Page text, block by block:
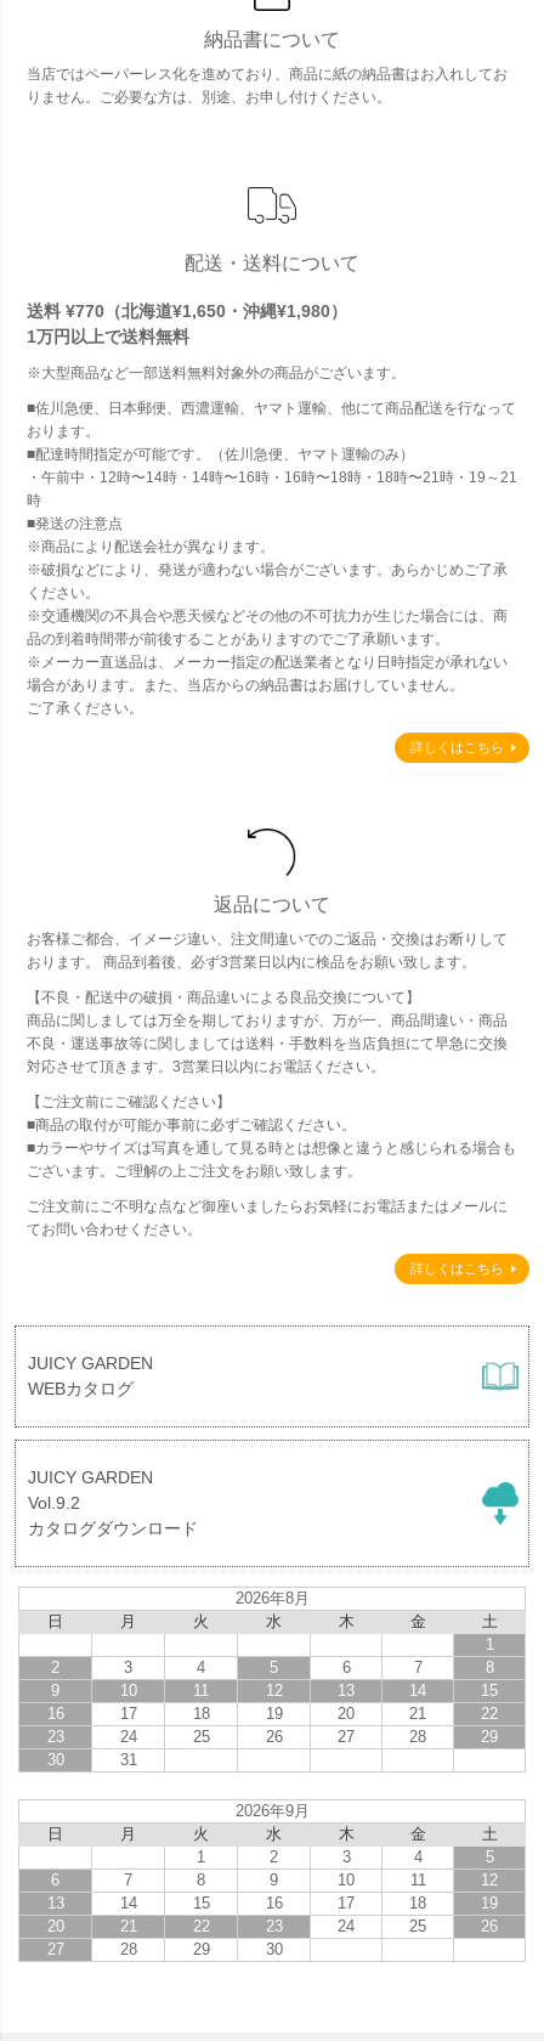
納品書について
当店ではペーパーレス化を進めており、商品に紙の納品書はお入れしてお
りません。ご必要な方は、別途、お申し付けください。
配送・送料について
送料 ¥770（北海道¥1,650・沖縄¥1,980）
1万円以上で送料無料
※大型商品など一部送料無料対象外の商品がございます。
■佐川急便、日本郵便、西濃運輸、ヤマト運輸、他にて商品配送を行なって
おります。
■配達時間指定が可能です。（佐川急便、ヤマト運輸のみ）
・午前中・12時〜14時・14時〜16時・16時〜18時・18時〜21時・19～21
時
■発送の注意点
※商品により配送会社が異なります。
※破損などにより、発送が適わない場合がございます。あらかじめご了承
ください。
※交通機関の不具合や悪天候などその他の不可抗力が生じた場合には、商
品の到着時間帯が前後することがありますのでご了承願います。
※メーカー直送品は、メーカー指定の配送業者となり日時指定が承れない
場合があります。また、当店からの納品書はお届けしていません。
ご了承ください。
詳しくはこちら
返品について
お客様ご都合、イメージ違い、注文間違いでのご返品・交換はお断りして
おります。 商品到着後、必ず3営業日以内に検品をお願い致します。
【不良・配送中の破損・商品違いによる良品交換について】
商品に関しましては万全を期しておりますが、万が一、商品間違い・商品
不良・運送事故等に関しましては送料・手数料を当店負担にて早急に交換
対応させて頂きます。3営業日以内にお電話ください。
【ご注文前にご確認ください】
■商品の取付が可能か事前に必ずご確認ください。
■カラーやサイズは写真を通して見る時とは想像と違うと感じられる場合も
ございます。ご理解の上ご注文をお願い致します。
ご注文前にご不明な点など御座いましたらお気軽にお電話またはメールに
てお問い合わせください。
詳しくはこちら
JUICY GARDEN
WEBカタログ
JUICY GARDEN
Vol.9.2
カタログダウンロード
2026年8月
日
月 火 水 木 金
土
1
2
3 4 5 6 7
8
9
10 11 12 13 14
15
16
17 18 19 20 21
22
23
24 25 26 27 28
29
30
31
2026年9月
日
月 火 水 木 金
土
1
2 3 4
5
6
7 8 9 10 11
12
13
14 15 16 17 18
19
20
21 22 23 24 25
26
27
28 29 30